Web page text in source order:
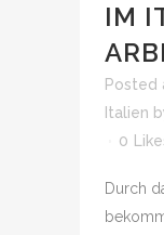
IM
Posted
Italien
0
Durch